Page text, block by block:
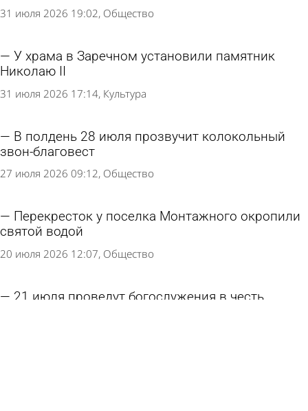
31 июля 2026 19:02 Общество
У храма в Заречном установили памятник
Николаю II
31 июля 2026 17:14 Культура
В полдень 28 июля прозвучит колокольный
звон-благовест
27 июля 2026 09:12 Общество
Перекресток у поселка Монтажного окропили
святой водой
20 июля 2026 12:07 Общество
21 июля проведут богослужения в честь